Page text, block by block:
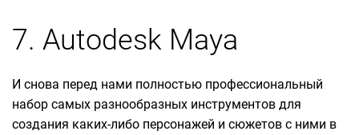
7. Autodesk Maya
И снова перед нами полностью профессиональный
набор самых разнообразных инструментов для
создания каких-либо персонажей и сюжетов с ними в